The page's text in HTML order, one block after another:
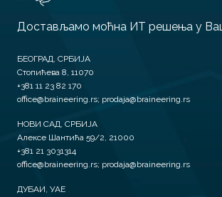
Достављамо моћна ИТ решења у
БЕОГРАД, СРБИЈА
Стопићева 8, 11070
+381 11 23 82 170
office@braineering.rs; prodaja@braineering.rs
НОВИ САД, СРБИЈА
Алексе Шантића 59/2, 21000
+381 21 3031314
office@braineering.rs; prodaja@braineering.rs
ДУБАИ, УАЕ